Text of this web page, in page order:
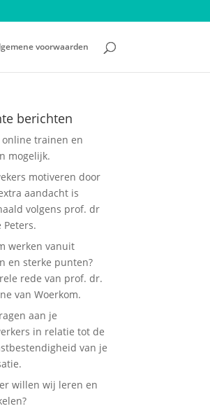
voorwaarden
berichten
online trainen en
mogelijk.
motiveren door
aandacht is
volgens prof. dr
Peters.
werken vanuit
en sterke punten?
rede van prof. dr.
van Woerkom.
aan je
in relatie tot de
van je
willen wij leren en